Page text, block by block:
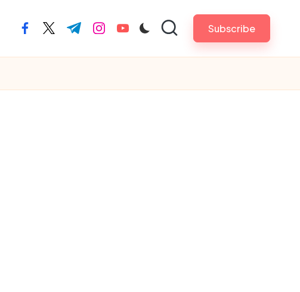
facebook.com
twitter.com
t.me instagram.com
youtube.com Subscribe